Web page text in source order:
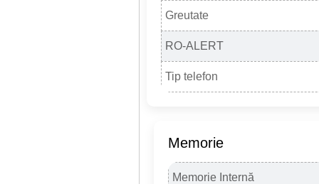
Greutate
RO-ALERT
Tip telefon
Memorie
Memorie Internă